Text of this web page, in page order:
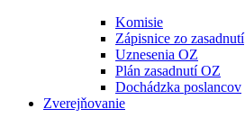
Komisie
Zápisnice zo zasadnutí
Uznesenia OZ
Plán zasadnutí OZ
Dochádzka poslancov
Zverejňovanie